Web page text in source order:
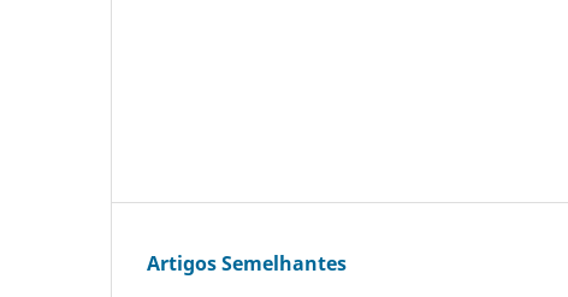
Artigos Semelhantes